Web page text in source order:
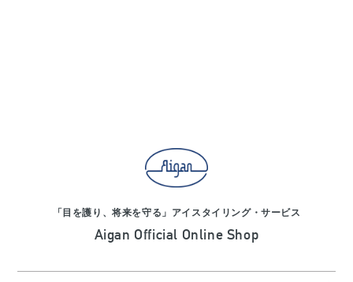
「目を護り、将来を守る」アイスタイリング・サービス
Aigan Official Online Shop